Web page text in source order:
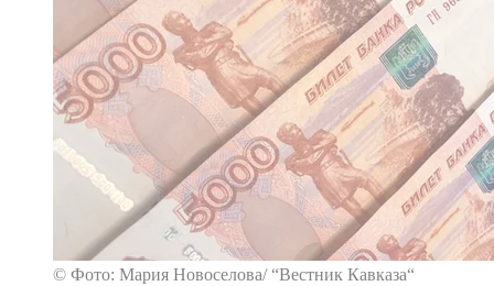
© Фото: Мария Новоселова/ “Вестник Кавказа“